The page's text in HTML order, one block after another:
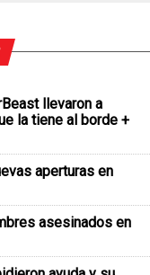
llevaron a
la tiene al borde +
aperturas en
asesinados en